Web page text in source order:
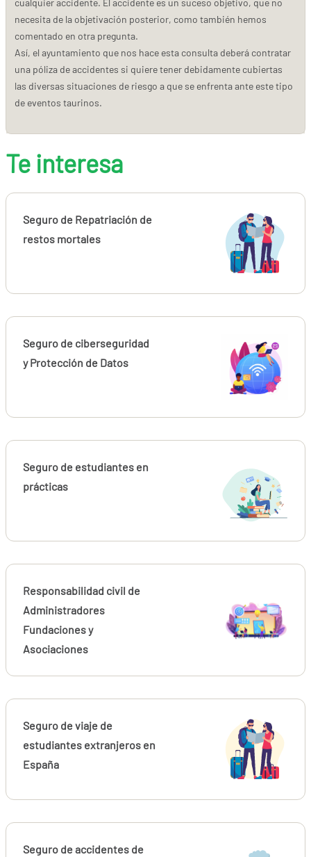
necesita de la objetivación posterior, como también hemos
comentado en otra pregunta.
Así, el ayuntamiento que nos hace esta consulta deberá contratar
una póliza de accidentes si quiere tener debidamente cubiertas
las diversas situaciones de riesgo a que se enfrenta ante este tipo
de eventos taurinos.
Te interesa
Seguro de Repatriación de
restos mortales
Seguro de ciberseguridad
y Protección de Datos
Seguro de estudiantes en
prácticas
Responsabilidad civil de
Administradores
Fundaciones y
Asociaciones
Seguro de viaje de
estudiantes extranjeros en
España
Seguro de accidentes de